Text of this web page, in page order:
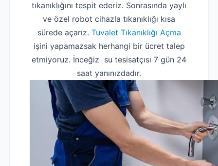
tıkanıklığını tespit ederiz. Sonrasında yaylı
ve özel robot cihazla tıkanıklığı kısa
sürede açarız. Tuvalet Tıkanıklığı Açma
işini yapamazsak herhangi bir ücret talep
etmiyoruz. İnceğiz su tesisatçısı 7 gün 24
saat yanınızdadır.